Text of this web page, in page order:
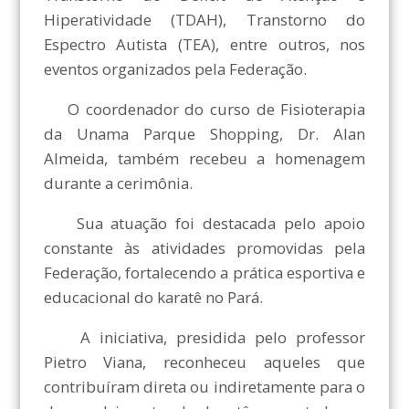
Hiperatividade (TDAH), Transtorno do
Espectro Autista (TEA), entre outros, nos
eventos organizados pela Federação.
O coordenador do curso de Fisioterapia
da Unama Parque Shopping, Dr. Alan
Almeida, também recebeu a homenagem
durante a cerimônia.
Sua atuação foi destacada pelo apoio
constante às atividades promovidas pela
Federação, fortalecendo a prática esportiva e
educacional do karatê no Pará.
A iniciativa, presidida pelo professor
Pietro Viana, reconheceu aqueles que
contribuíram direta ou indiretamente para o